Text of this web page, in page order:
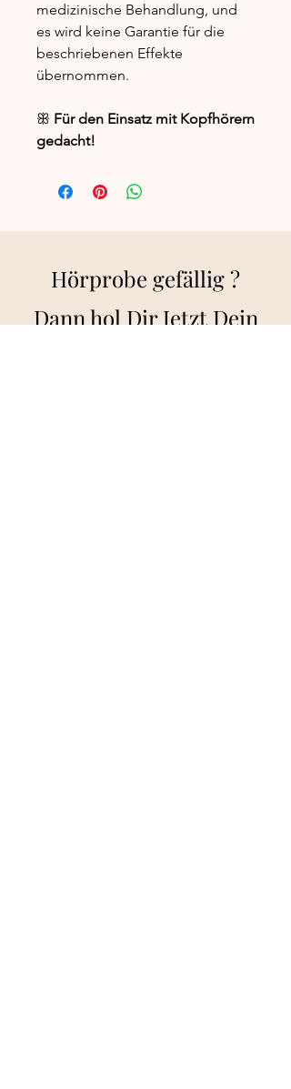
medizinische Behandlung, und
es wird keine Garantie für die
beschriebenen Effekte
übernommen.
ꕥ Für den Einsatz mit Kopfhörern
gedacht!
Hörprobe gefällig ?
Dann hol Dir Jetzt Dein